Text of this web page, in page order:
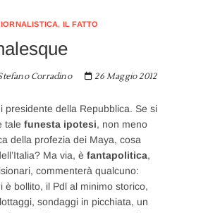
, IL FATTO
Corradino 26 Maggio 2012
presidente della Repubblica. Se si
tale funesta ipotesi, non meno
della profezia dei Maya, cosa
Ma via, è fantapolitica,
commenterà qualcuno:
è bollito, il Pdl al minimo storico,
sondaggi in picchiata, un